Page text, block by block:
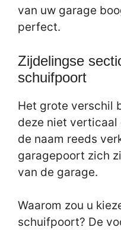
van uw garage
perfect.
Zijdelingse
schuifpoort
Het grote verschil
deze niet verticaal
de naam reeds
garagepoort zich
van de garage.
Waarom zou u
schuifpoort? De